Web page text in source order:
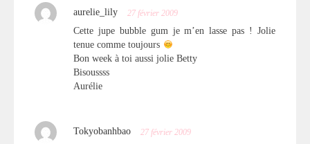
aurelie_lily 27 février 2009
Cette jupe bubble gum je m’en lasse pas ! Jolie
tenue comme toujours
Bon week à toi aussi jolie Betty
Bisoussss
Aurélie
Tokyobanhbao 27 février 2009